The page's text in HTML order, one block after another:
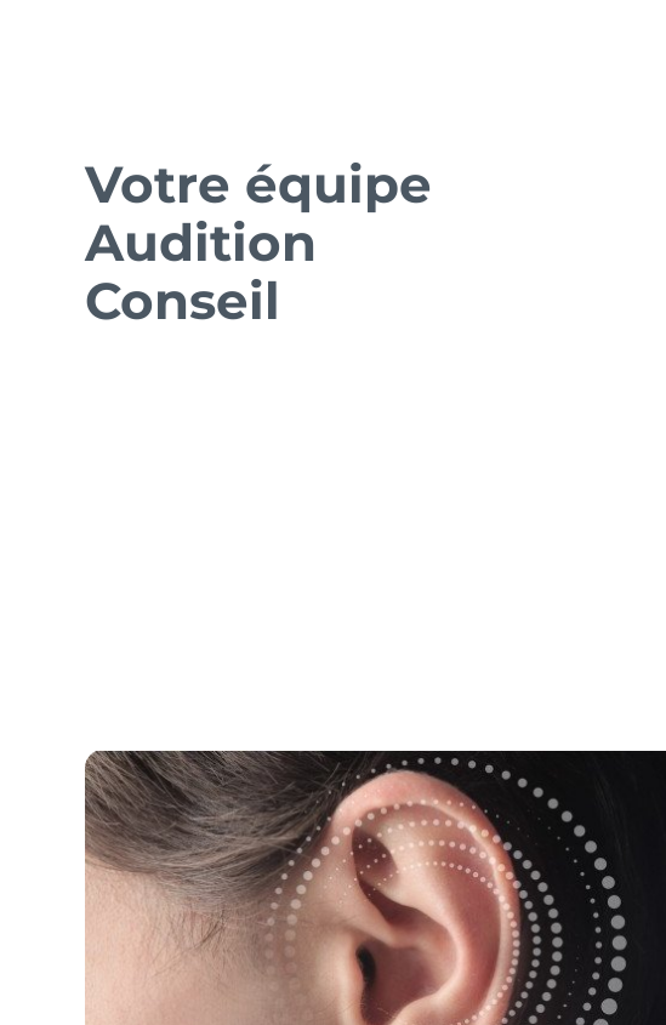
Votre équipe
Audition
Conseil